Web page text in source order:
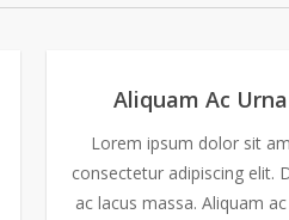
Aliquam Ac Urna
Lorem ipsum dolor sit
consectetur adipiscing elit.
ac lacus massa. Aliquam